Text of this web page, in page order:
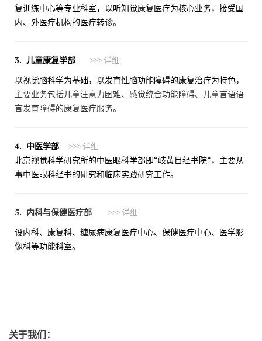
复训练中心等专业科室，以听知觉康复医疗为核心业务，接受国
内、外医疗机构的医疗转诊。
3. 儿童康复学部
>>> 详细
以视觉脑科学为基础，以发育性脑功能障碍的康复治疗为特色，
主要业务包括儿童注意力困难、感觉统合功能障碍、儿童言语语
言发育障碍的康复医疗服务。
4. 中医学部
>>> 详细
北京视觉科学研究所的中医眼科学部即“岐黄目经书院”，主要从
事中医眼科经书的研究和临床实践研究工作。
5. 内科与保健医疗部
>>> 详细
设内科、康复科、糖尿病康复医疗中心、保健医疗中心、医学影
像科等功能科室。
关于我们：